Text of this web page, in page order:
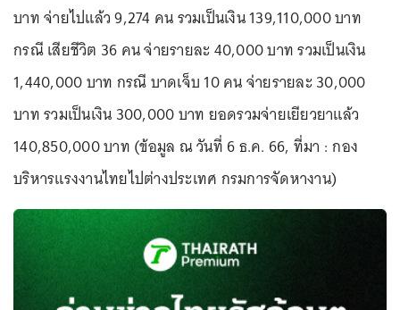
บาท จ่ายไปแล้ว 9,274 คน รวมเป็นเงิน 139,110,000 บาท
กรณี เสียชีวิต 36 คน จ่ายรายละ 40,000 บาท รวมเป็นเงิน
1,440,000 บาท กรณี บาดเจ็บ 10 คน จ่ายรายละ 30,000
บาท รวมเป็นเงิน 300,000 บาท ยอดรวมจ่ายเยียวยาแล้ว
140,850,000 บาท (ข้อมูล ณ วันที่ 6 ธ.ค. 66, ที่มา : กอง
บริหารแรงงานไทยไปต่างประเทศ กรมการจัดหางาน)